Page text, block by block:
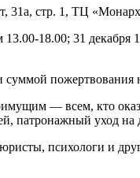
стр. 1, ТЦ
18.00; 31
пожертвования
— всем, кто
патронажный уход на
психологи и